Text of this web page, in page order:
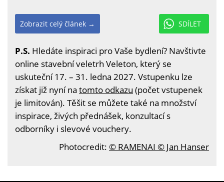
SDÍLET
Zobrazit celý článek →
P.S. Hledáte inspiraci pro Vaše bydlení? Navštivte
online stavební veletrh Veleton, který se
uskuteční 17. – 31. ledna 2027. Vstupenku lze
získat již nyní na tomto odkazu (počet vstupenek
je limitován). Těšit se můžete také na množství
inspirace, živých přednášek, konzultací s
odborníky i slevové vouchery.
Photocredit: © RAMENAI © Jan Hanser